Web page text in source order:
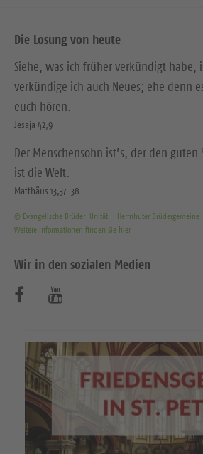
Die Losung von heute
Siehe, was ich früher verkündigt habe,
verkündige ich auch Neues; ehe denn
euch hören.
Jesaja 42,9
Der Menschensohn ist’s, der den guten
ist die Welt.
Matthäus 13,37-38
© Evangelische Brüder-Unität – Herrnhuter Brüdergemeine
Weitere Informationen finden Sie hier
Wir in den sozialen Medien
s
u
c
h
s